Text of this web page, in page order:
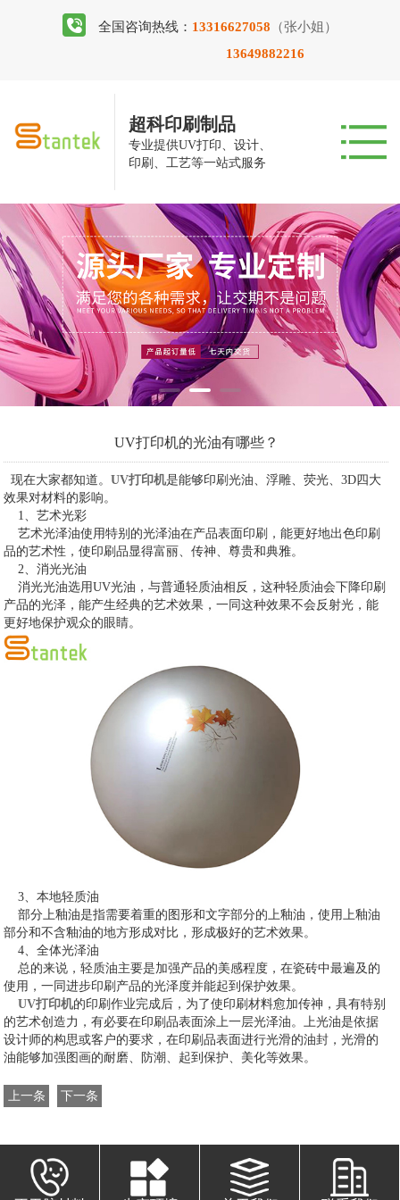
全国咨询热线： 13316627058 （张小姐）
13649882216
超科印刷制品
专业提供UV打印、设计、
印刷、工艺等一站式服务
UV打印机的光油有哪些？
现在大家都知道。UV打印机是能够印刷光油、浮雕、荧光、3D四大
效果对材料的影响。
1、艺术光彩
艺术光泽油使用特别的光泽油在产品表面印刷，能更好地出色印刷
品的艺术性，使印刷品显得富丽、传神、尊贵和典雅。
2、消光光油
消光光油选用UV光油，与普通轻质油相反，这种轻质油会下降印刷
产品的光泽，能产生经典的艺术效果，一同这种效果不会反射光，能
更好地保护观众的眼睛。
3、本地轻质油
部分上釉油是指需要着重的图形和文字部分的上釉油，使用上釉油
部分和不含釉油的地方形成对比，形成极好的艺术效果。
4、全体光泽油
总的来说，轻质油主要是加强产品的美感程度，在瓷砖中最遍及的
使用，一同进步印刷产品的光泽度并能起到保护效果。
UV打印机的印刷作业完成后，为了使印刷材料愈加传神，具有特别
的艺术创造力，有必要在印刷品表面涂上一层光泽油。上光油是依据
设计师的构思或客户的要求，在印刷品表面进行光滑的油封，光滑的
油能够加强图画的耐磨、防潮、起到保护、美化等效果。
上一条 下一条